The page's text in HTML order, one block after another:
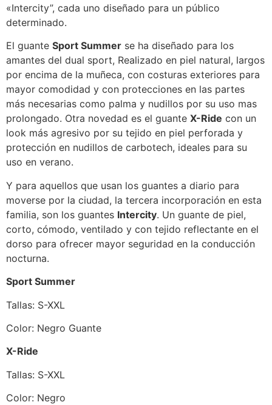
«Intercity”, cada uno diseñado para un público
determinado.
El guante Sport Summer se ha diseñado para los
amantes del dual sport, Realizado en piel natural, largos
por encima de la muñeca, con costuras exteriores para
mayor comodidad y con protecciones en las partes
más necesarias como palma y nudillos por su uso mas
prolongado. Otra novedad es el guante X-Ride con un
look más agresivo por su tejido en piel perforada y
protección en nudillos de carbotech, ideales para su
uso en verano.
Y para aquellos que usan los guantes a diario para
moverse por la ciudad, la tercera incorporación en esta
familia, son los guantes Intercity. Un guante de piel,
corto, cómodo, ventilado y con tejido reflectante en el
dorso para ofrecer mayor seguridad en la conducción
nocturna.
Sport Summer
Tallas: S-XXL
Color: Negro Guante
X-Ride
Tallas: S-XXL
Color: Negro